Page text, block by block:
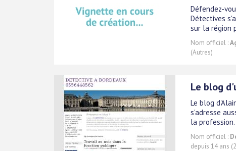
Défendez-
Détectives
sur la région
Nom officiel :
(Autres)
Le blog
Le blog
s'adresse
la profession.
Nom officiel :
depuis 14 ans